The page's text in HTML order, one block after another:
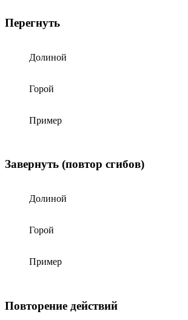
Перегнуть
Долиной
Горой
Пример
Завернуть (повтор сгибов)
Долиной
Горой
Пример
Повторение действий